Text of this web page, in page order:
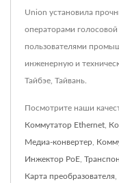
Union установила
операторами
пользователями
инженерную и
Тайбэе, Тайвань.
Посмотрите наши
Коммутатор Ethernet
Медиа-конвертер
Инжектор PoE
Карта преобразователя